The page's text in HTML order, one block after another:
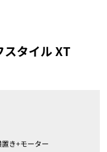
スタイル XT
き+モーター